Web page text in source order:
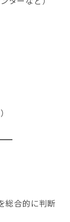
総合的に判断